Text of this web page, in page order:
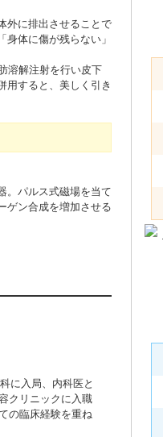
外に排出させることで
体に傷が残らない」
溶解注射を行い皮下
用すると、美しく引き
。パルス式磁場を当て
ゲン合成を増加させる
に入局、内科医と
クリニックに入職
の臨床経験を重ね